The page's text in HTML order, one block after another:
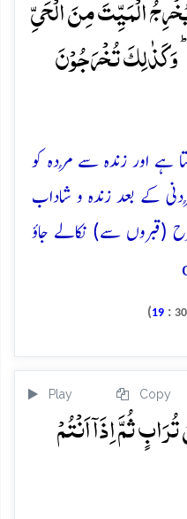
وَ کَذٰلِکَ تُخۡرَجُوۡنَ
ہے اور زندہ سے مُردہ کو
کے بعد زندہ و شاداب
(قبروں سے) نکالے جاؤ
30
:
19
)
Play Copy
ثُمَّ اِذَاۤ اَنۡتُمۡ